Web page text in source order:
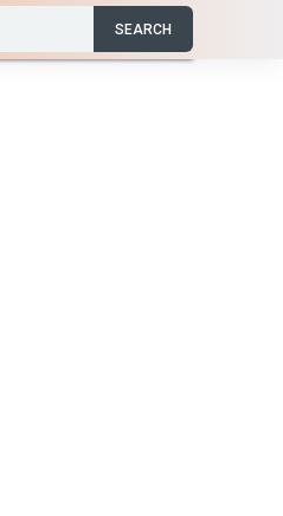
SEARCH